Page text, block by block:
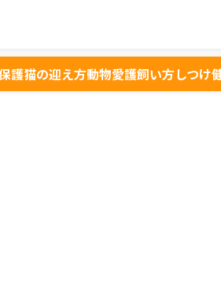
護猫の迎え方動物愛護飼い方しつけ